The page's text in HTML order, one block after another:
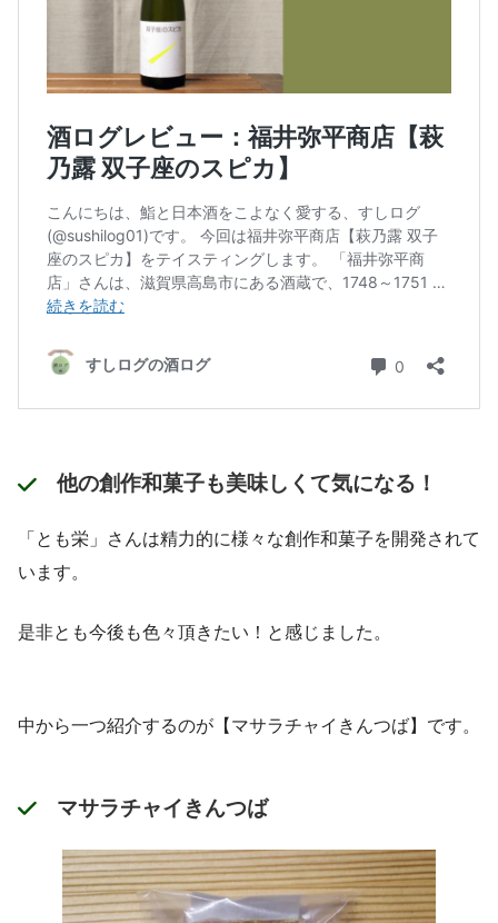
他の創作和菓子も美味しくて気になる！
「とも栄」さんは精力的に様々な創作和菓子を開発されて
います。
是非とも今後も色々頂きたい！と感じました。
中から一つ紹介するのが【マサラチャイきんつば】です。
マサラチャイきんつば